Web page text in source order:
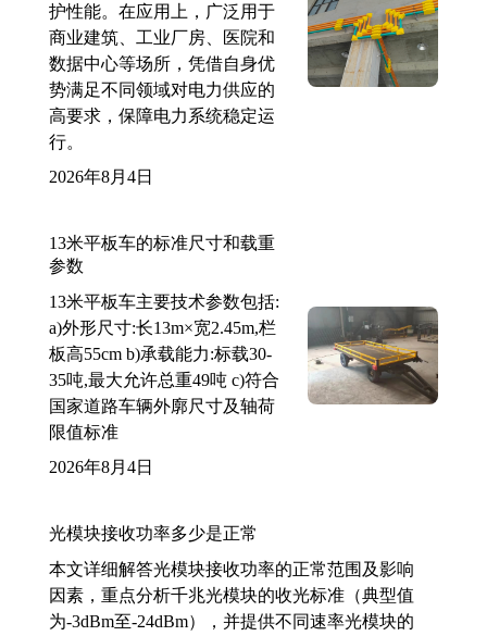
护性能。在应用上，广泛用于
商业建筑、工业厂房、医院和
数据中心等场所，凭借自身优
势满足不同领域对电力供应的
高要求，保障电力系统稳定运
行。
2026年8月4日
13米平板车的标准尺寸和载重
参数
13米平板车主要技术参数包括:
a)外形尺寸:长13m×宽2.45m,栏
板高55cm b)承载能力:标载30-
35吨,最大允许总重49吨 c)符合
国家道路车辆外廓尺寸及轴荷
限值标准
2026年8月4日
光模块接收功率多少是正常
本文详细解答光模块接收功率的正常范围及影响
因素，重点分析千兆光模块的收光标准（典型值
为-3dBm至-24dBm），并提供不同速率光模块的